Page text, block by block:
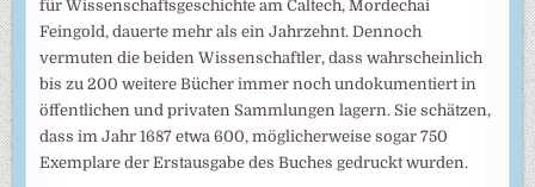
für Wissenschaftsgeschichte am Caltech, Mordechai
Feingold, dauerte mehr als ein Jahrzehnt. Dennoch
vermuten die beiden Wissenschaftler, dass wahrscheinlich
bis zu 200 weitere Bücher immer noch undokumentiert in
öffentlichen und privaten Sammlungen lagern. Sie schätzen,
dass im Jahr 1687 etwa 600, möglicherweise sogar 750
Exemplare der Erstausgabe des Buches gedruckt wurden.